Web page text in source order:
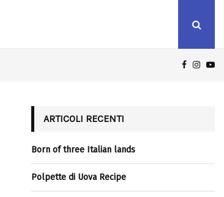
ARTICOLI RECENTI
Born of three Italian lands
Polpette di Uova Recipe